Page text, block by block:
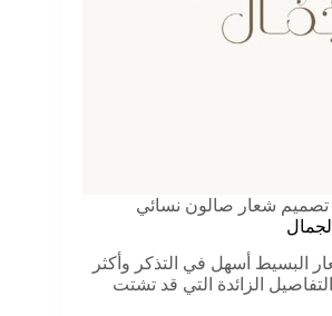
تصميم شعار صالون نسائي
البسيط أسهل في التذكر وأكثر
الزائدة التي قد تشتت